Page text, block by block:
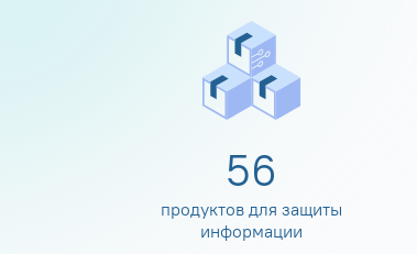
60
продуктов для защиты
информации